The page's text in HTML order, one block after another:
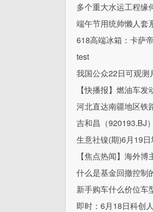
多个重大水运工程缘
端午节用统帅懒人套
618高端冰箱：卡萨
test
我国公众22日可观测
【快播报】燃油车
河北直达南疆地区铁
吉和昌（920193.BJ
生意社镍(期)6月19
【焦点热闻】海外
什么是基金回撤控制
新手购车什么价位车
即时：6月18日科创